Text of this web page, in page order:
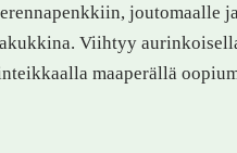
joutomaalle
Viihtyy
maaperällä